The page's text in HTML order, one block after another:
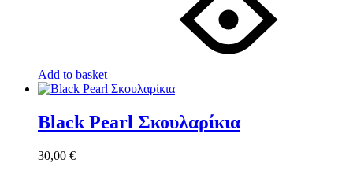
Add to basket
Black Pearl Σκουλαρίκια
30,00 €